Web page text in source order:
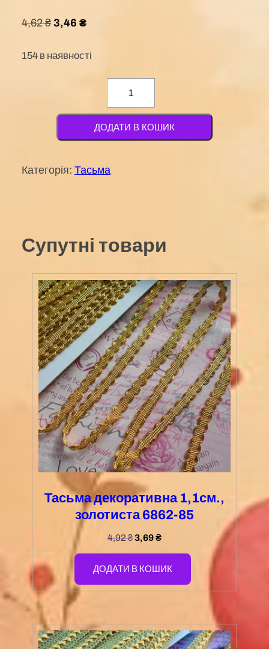
4,62₴ 3,46 ₴
154 в наявності
декоративна
з
листочком,
493)
кількість
ДОДАТИ В КОШИК
Категорія: Тасьма
Супутні товари
Тасьма декоративна 1,1см.,
золотиста 6862-85
4,92₴3,69₴
ДОДАТИ В КОШИК